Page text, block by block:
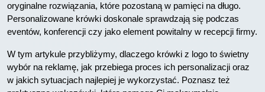
oryginalne rozwiązania, które pozostaną w pamięci na długo.
Personalizowane krówki doskonale sprawdzają się podczas
eventów, konferencji czy jako element powitalny w recepcji firmy.
W tym artykule przybliżymy, dlaczego krówki z logo to świetny
wybór na reklamę, jak przebiega proces ich personalizacji oraz
w jakich sytuacjach najlepiej je wykorzystać. Poznasz też